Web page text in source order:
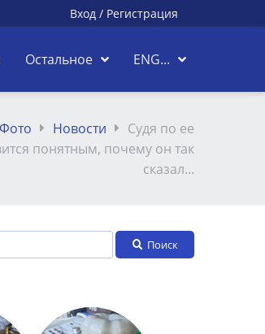
Вход / Регистрация
Остальное ENG...
Фото Новости
Судя по ее
понятным, почему он так
сказал...
Поиск